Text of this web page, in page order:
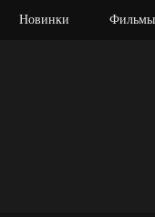
Новинки Фильмы